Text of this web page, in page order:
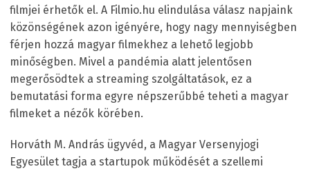
filmjei érhetők el. A Filmio.hu elindulása válasz napjaink
közönségének azon igényére, hogy nagy mennyiségben
férjen hozzá magyar filmekhez a lehető legjobb
minőségben. Mivel a pandémia alatt jelentősen
megerősödtek a streaming szolgáltatások, ez a
bemutatási forma egyre népszerűbbé teheti a magyar
filmeket a nézők körében.
Horváth M. András ügyvéd, a Magyar Versenyjogi
Egyesület tagja a startupok működését a szellemi